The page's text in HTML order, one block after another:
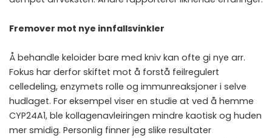
Fremover mot nye innfallsvinkler
Å behandle keloider bare med kniv kan ofte gi nye arr.
Fokus har derfor skiftet mot å forstå feilregulert
celledeling, enzymets rolle og immunreaksjoner i selve
hudlaget. For eksempel viser en studie at ved å hemme
CYP24A1, ble kollagenavleiringen mindre kaotisk og huden
mer smidig. Personlig finner jeg slike resultater